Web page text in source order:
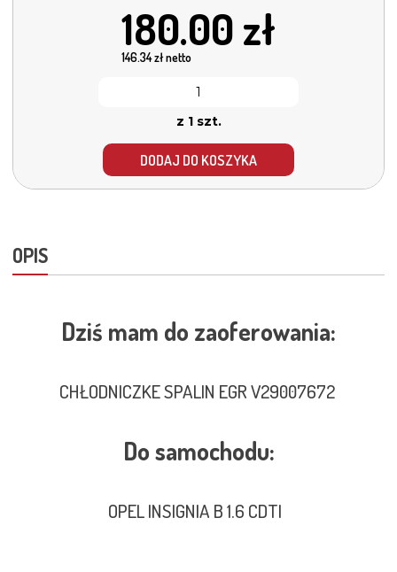
180.00 zł
146.34zł netto
z 1 szt.
DODAJ DO KOSZYKA
OPIS
Dziś mam do zaoferowania:
CHŁODNICZKE SPALIN EGR V29007672
Do samochodu:
OPEL INSIGNIA B 1.6 CDTI